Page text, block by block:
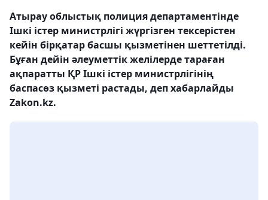
Атырау облыстық полиция департаментінде
Ішкі істер министрлігі жүргізген тексерістен
кейін бірқатар басшы қызметінен шеттетілді.
Бұған дейін әлеуметтік желілерде тараған
ақпаратты ҚР Ішкі істер министрлігінің
баспасөз қызметі растады, деп хабарлайды
Zakon.kz.